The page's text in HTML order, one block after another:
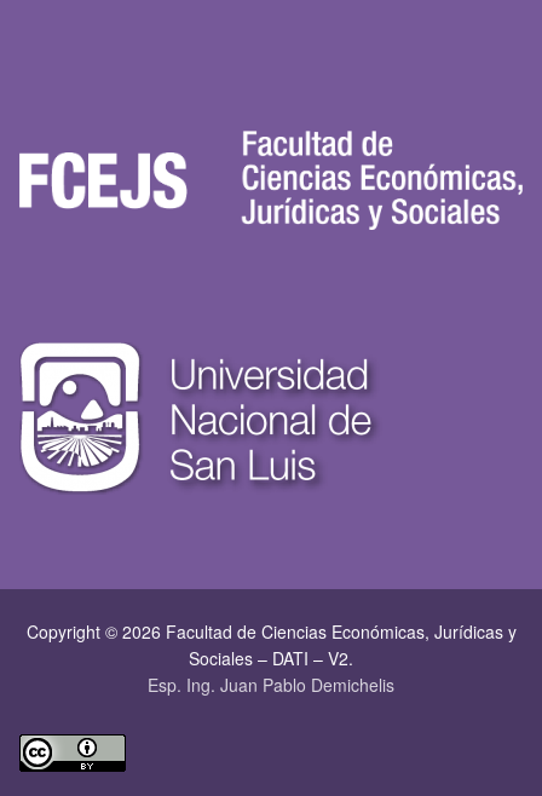
Copyright © 2026 Facultad de Ciencias Económicas, Jurí­dicas y
Sociales – DATI – V2.
Esp. Ing. Juan Pablo Demichelis